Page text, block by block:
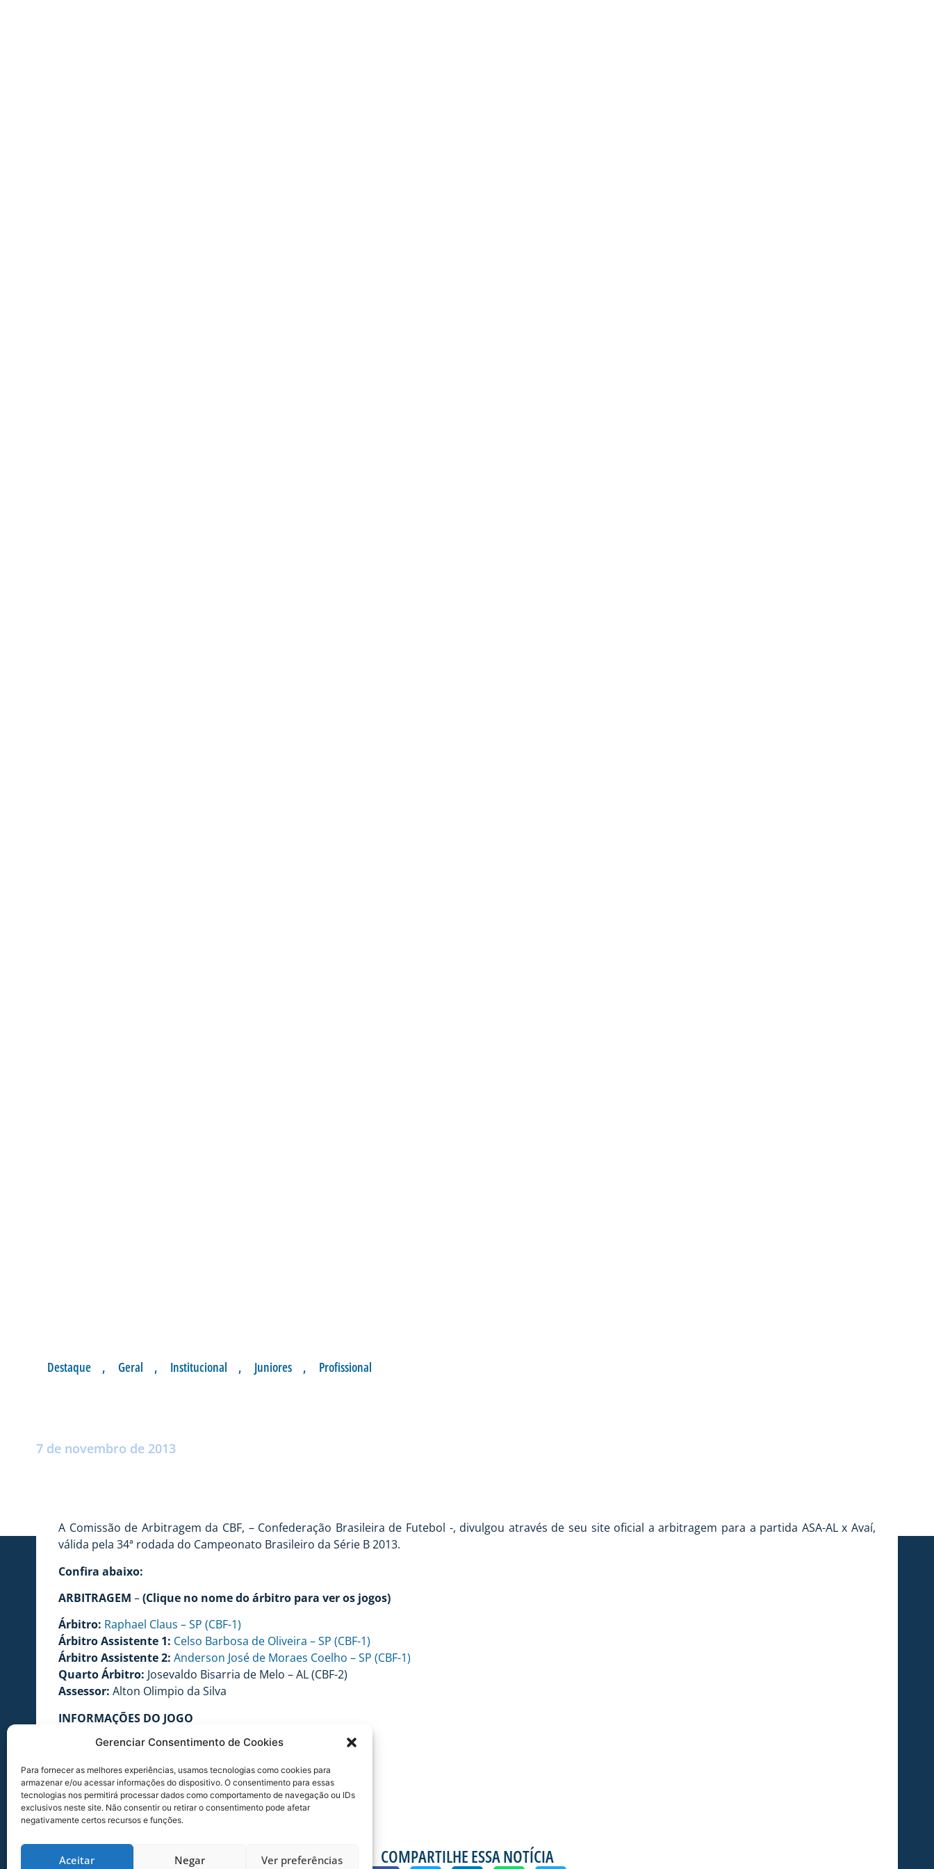
Gerenciar Consentimento de Cookies
Para fornecer as melhores experiências, usamos tecnologias como cookies para
armazenar e/ou acessar informações do dispositivo. O consentimento para essas
tecnologias nos permitirá processar dados como comportamento de navegação ou IDs
exclusivos neste site. Não consentir ou retirar o consentimento pode afetar
negativamente certos recursos e funções.
Aceitar Negar Ver preferências
Destaque , Geral , Institucional , Juniores , Profissional
7 de novembro de 2013
A Comissão de Arbitragem da CBF, – Confederação Brasileira de Futebol -, divulgou através de seu site oficial a arbitragem para a partida ASA-AL x Avaí,
válida pela 34ª rodada do Campeonato Brasileiro da Série B 2013.
Confira abaixo:
ARBITRAGEM –(Clique no nome do árbitro para ver os jogos)
Árbitro: Raphael Claus – SP (CBF-1)
Árbitro Assistente 1: Celso Barbosa de Oliveira – SP (CBF-1)
Árbitro Assistente 2: Anderson José de Moraes Coelho – SP (CBF-1)
Quarto Árbitro: Josevaldo Bisarria de Melo – AL (CBF-2)
Assessor: Alton Olimpio da Silva
INFORMAÇÕES DO JOGO
ASA-AL x Avaí
Data:08/11/2013
Hora:21 horas
Estádio:Coaracy Fonseca
Local:Arapiraca – AL
COMPARTILHE ESSA NOTÍCIA